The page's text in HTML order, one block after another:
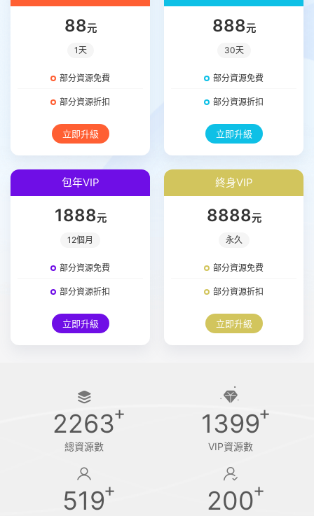
88元
1天
部分資源免費
部分資源折扣
立即升級
888元
30天
部分資源免費
部分資源折扣
立即升級
包年VIP
1888元
12個月
部分資源免費
部分資源折扣
立即升級
終身VIP
8888元
永久
部分資源免費
部分資源折扣
立即升級
2263
總資源數
1399
VIP資源數
519 200